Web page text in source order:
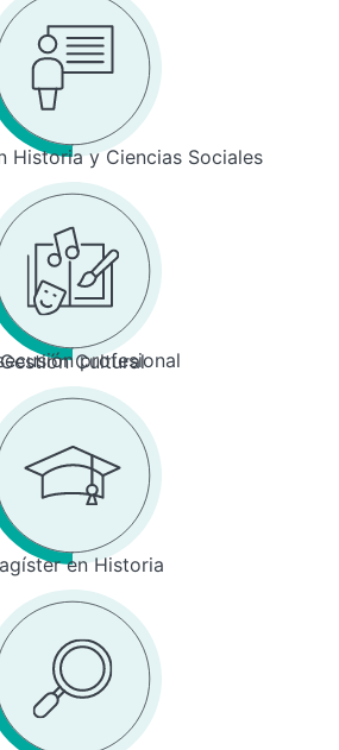
Historia y Ciencias Sociales
profesional
Gestión Cultural
en Historia